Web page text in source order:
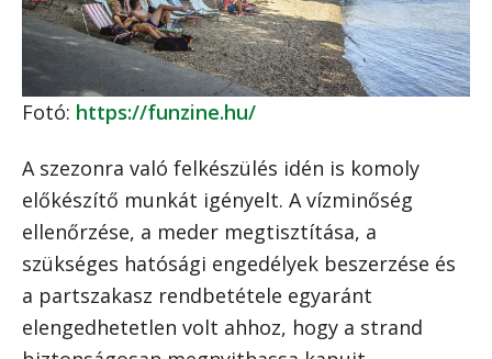
Fotó: https://funzine.hu/
A szezonra való felkészülés idén is komoly
előkészítő munkát igényelt. A vízminőség
ellenőrzése, a meder megtisztítása, a
szükséges hatósági engedélyek beszerzése és
a partszakasz rendbetétele egyaránt
elengedhetetlen volt ahhoz, hogy a strand